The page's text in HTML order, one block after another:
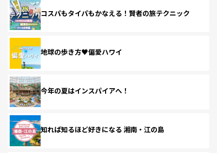
コスパもタイパもかなえる！賢者の旅テクニック
地球の歩き方♥偏愛ハワイ
今年の夏はインスパイアへ！
知れば知るほど好きになる 湘南・江の島